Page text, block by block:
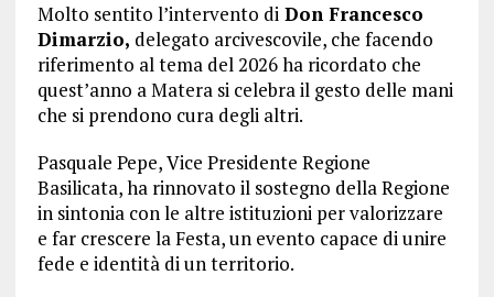
Molto sentito l’intervento diDon Francesco
Dimarzio, delegato arcivescovile, che facendo
riferimento al tema del 2026 ha ricordato che
quest’anno a Matera si celebra il gesto delle mani
che si prendono cura degli altri.
Pasquale Pepe, Vice Presidente Regione
Basilicata, ha rinnovato il sostegno della Regione
in sintonia con le altre istituzioni per valorizzare
e far crescere la Festa, un evento capace di unire
fede e identità di un territorio.